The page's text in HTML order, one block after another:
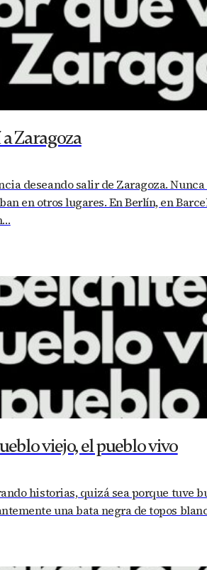
Zaragoza
deseando salir de Zaragoza.
en otros lugares. En Berlín, en
viejo, el pueblo vivo
historias, quizá sea porque tuve
una bata negra de topos